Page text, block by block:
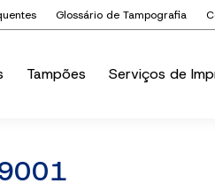
Glossário de Tampografia
Tampões Serviços de